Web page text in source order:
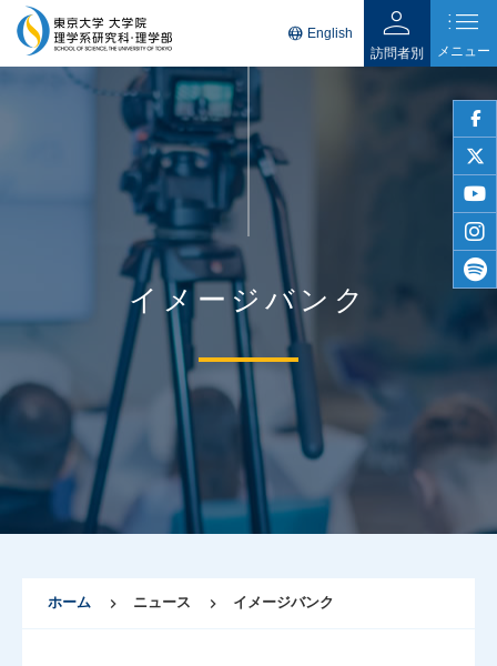
twitter
language English person
訪問者別
list
メニュー
イメージバンク
ホーム ニュース イメージバンク